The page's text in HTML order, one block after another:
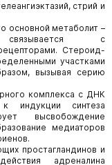
стрий и
основной метаболит –
связывается с
Стероид-
участками
вызывая серию
комплекса с ДНК
индукции синтеза
высвобождение
медиаторов
простагландинов и
адреналина